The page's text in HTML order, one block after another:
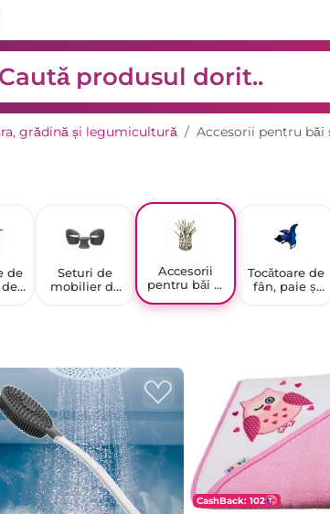
grădină și legumicultură Accesorii pentru băi
de
Seturi de
mobilier de
Accesorii
pentru băi și
Tocătoare de
fân, paie și
CashBack: 102